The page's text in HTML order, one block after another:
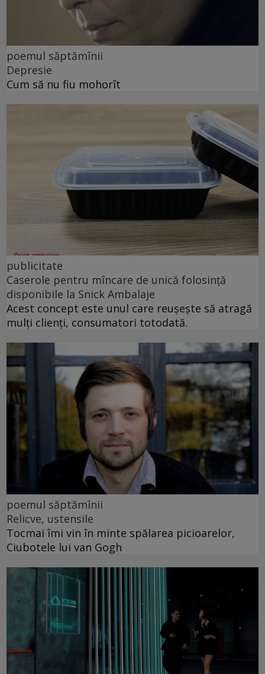
poemul săptămînii
Depresie
Cum să nu fiu mohorît
publicitate
Caserole pentru mîncare de unică folosință
disponibile la Snick Ambalaje
Acest concept este unul care reușește să atragă
mulți clienți, consumatori totodată.
poemul săptămînii
Relicve, ustensile
Tocmai îmi vin în minte spălarea picioarelor,
Ciubotele lui van Gogh